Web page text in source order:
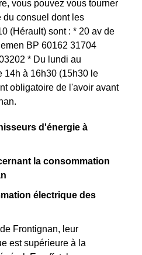
vous pouvez vous tourner
du consuel dont les
(Hérault) sont : * 20 av de
BP 60162 31704
* Du lundi au
14h à 16h30 (15h30 le
obligatoire de l'avoir avant
d'énergie à
la consommation
électrique des
Frontignan, leur
est supérieure à la